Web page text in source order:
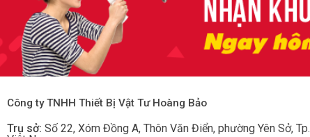
Công ty TNHH Thiết Bị Vật Tư Hoàng Bảo
Trụ sở: Số 22, Xóm Đồng A, Thôn Văn Điển, phường Yên Sở, Tp.